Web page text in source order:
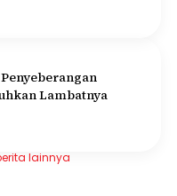
Lambatnya
lainnya